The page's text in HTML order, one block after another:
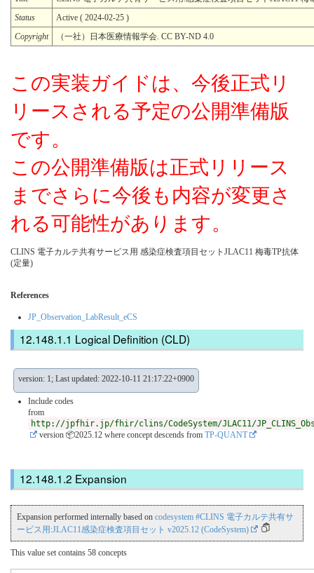
Status
Active ( 2024-02-25 )
Copyright
（一社）日本医療情報学会. CC BY-ND 4.0
この実装ガイドは、今後正式リ
リースされる予定の公開準備版
です。
この公開準備版は正式リリース
までさらに今後も内容が変更さ
れる可能性があります。
CLINS 電子カルテ共有サービス用 感染症検査項目セットJLAC11 梅毒TP抗体
(定量)
References
JP_Observation_LabResult_eCS
Logical Definition (CLD)
version: 1; Last updated: 2022-10-11 21:17:22+0900
Include codes
from
http://jpfhir.jp/fhir/clins/CodeSystem/JLAC11/
version 📦2025.12 where concept descends from TP-QUANT
Expansion
Expansion performed internally based on codesystem #CLINS 電子カルテ共有サ
ービス用:JLAC11感染症検査項目セット v2025.12 (CodeSystem)
This value set contains 58 concepts